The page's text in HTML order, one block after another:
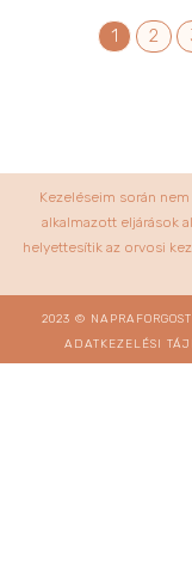
1 2
Kezeléseim során
alkalmazott eljárások
helyettesítik az orvosi
2023 ©
ADATKEZELÉSI